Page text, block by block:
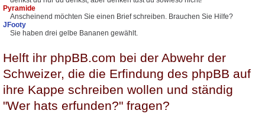
Pyramide
Anscheinend möchten Sie einen Brief schreiben. Brauchen Sie Hilfe?
JFooty
Sie haben drei gelbe Bananen gewählt.
Helft ihr phpBB.com bei der Abwehr der
Schweizer, die die Erfindung des phpBB auf
ihre Kappe schreiben wollen und ständig
"Wer hats erfunden?" fragen?